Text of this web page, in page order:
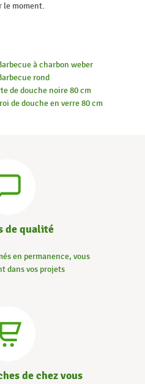
le moment.
à charbon weber
rond
de douche noire 80 cm
de douche en verre 80 cm
de qualité
en permanence, vous
dans vos projets
de chez vous